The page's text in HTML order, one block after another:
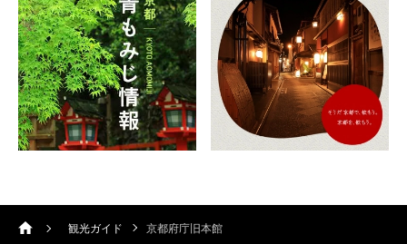
観光ガイド 京都府庁旧本館